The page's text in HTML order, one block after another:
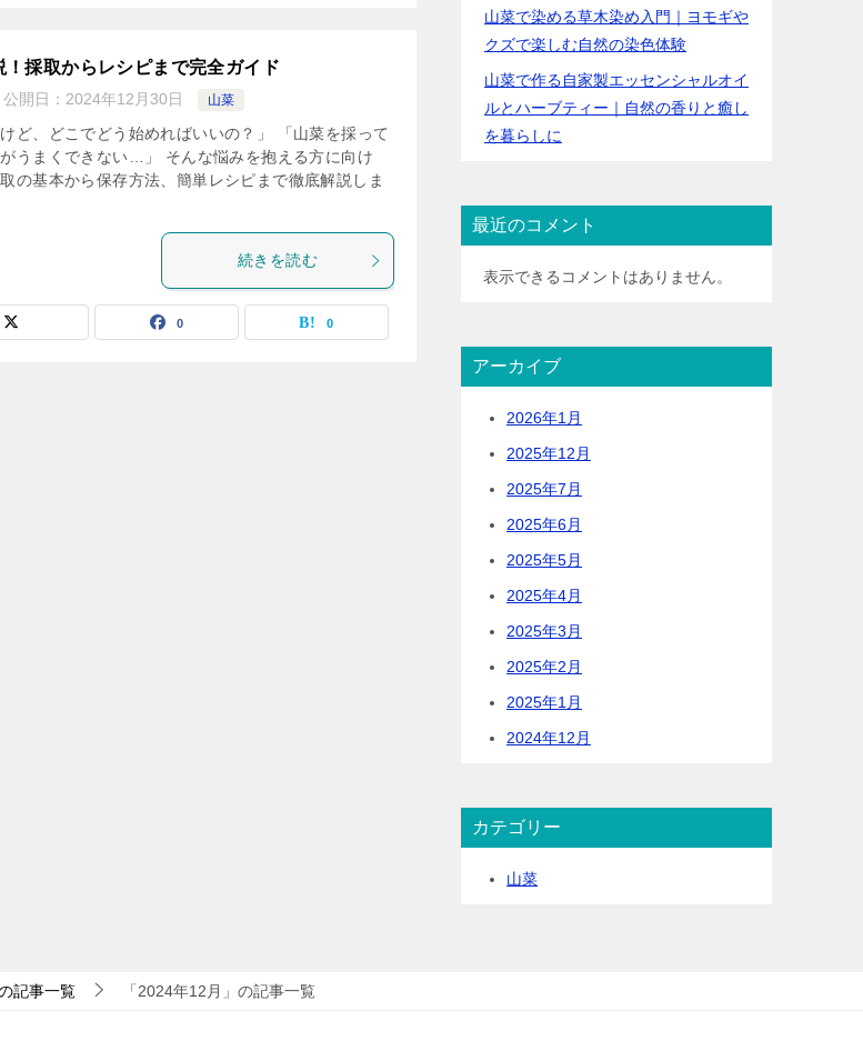
採取からレシピまで完全ガイド
公開日： 2024年12月30日 山菜
ど、どこでどう始めればいいの？」 「山菜を採って
うまくできない…」 そんな悩みを抱える方に向け
の基本から保存方法、簡単レシピまで徹底解説しま
続きを読む
0 0
山菜で染める草木染め入門｜ヨモギや
クズで楽しむ自然の染色体験
山菜で作る自家製エッセンシャルオイ
ルとハーブティー｜自然の香りと癒し
を暮らしに
最近のコメント
表示できるコメントはありません。
アーカイブ
2026年1月
2025年12月
2025年7月
2025年6月
2025年5月
2025年4月
2025年3月
2025年2月
2025年1月
2024年12月
カテゴリー
山菜
記事一覧 「2024年12月」の記事一覧